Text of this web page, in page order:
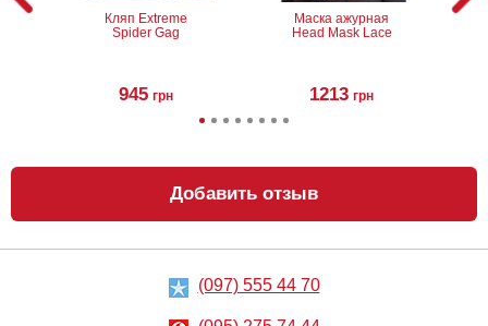
Кляп Extreme
Spider Gag
945 грн
Маска ажурная
Head Mask Lace
1213 грн
Вартенберга
Fetish Fantasy
Бондаж для рук
Oberschenkel
Добавить отзыв
(097) 555 44 70